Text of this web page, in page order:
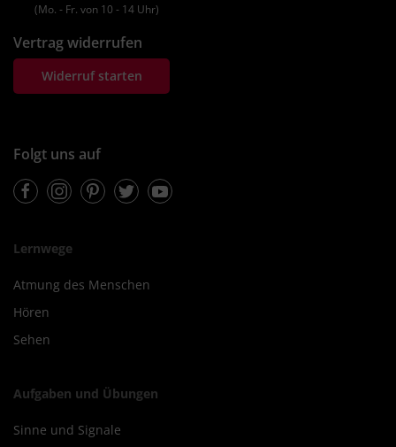
(Mo. ‐ Fr. von 10 ‐ 14 Uhr)
Vertrag widerrufen
Widerruf starten
Folgt uns auf
FacebookInstagramPinterestTwitterYoutube
Lernwege
Atmung des Menschen
Hören
Sehen
Aufgaben und Übungen
Sinne und Signale